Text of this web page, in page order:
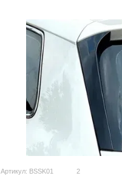
Артикул: BSSK01 2